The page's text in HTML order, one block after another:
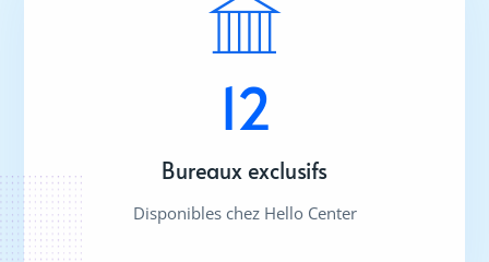
12
Bureaux exclusifs
Disponibles chez Hello Center